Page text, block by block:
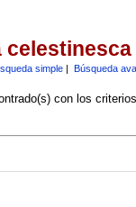
celestinesca
simple| Búsqueda
con los